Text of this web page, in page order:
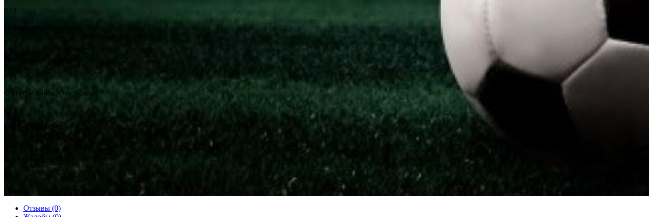
0 / 1
0 / 1
Соц сети капперского сайта
0 / 1
Служба поддержки
Обучающий материал по ставкам
Открытость ресурса для клиента
Отзывы (0)